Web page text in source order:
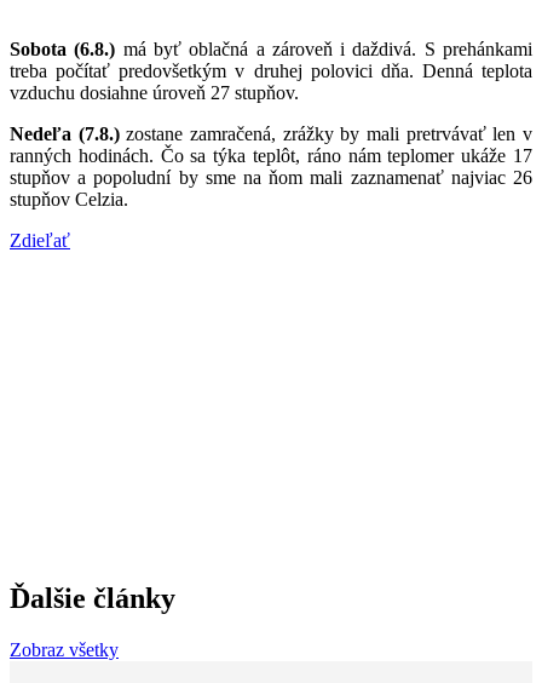
Sobota (6.8.) má byť oblačná a zároveň i daždivá. S prehánkami
treba počítať predovšetkým v druhej polovici dňa. Denná teplota
vzduchu dosiahne úroveň 27 stupňov.
Nedeľa (7.8.)zostane zamračená, zrážky by mali pretrvávať len v
ranných hodinách. Čo sa týka teplôt, ráno nám teplomer ukáže 17
stupňov a popoludní by sme na ňom mali zaznamenať najviac 26
stupňov Celzia.
Zdieľať
Ďalšie články
Zobraz všetky